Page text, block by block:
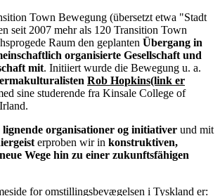
Town Bewegung (übersetzt etwa "Stadt
seit 2007 mehr als 120 Transition Town
Raum den geplanten Übergang in
organisierte Gesellschaft und
mit. Initiiert wurde die Bewegung u. a.
Rob Hopkins(link er
sine studerende fra Kinsale College of
lignende organisationer og initiativer und mit
erproben wir in konstruktiven,
Wege hin zu einer zukunftsfähigen
for omstillingsbevægelsen i Tyskland er: